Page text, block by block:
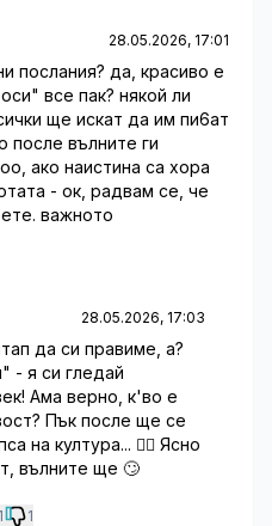
28.05.2026, 17:01
послания? да, красиво е
все пак? някой ли
ще искат да им пи6ат
после вълните ги
ако наистина са хора
- ок, радвам се, че
важното
28.05.2026, 17:03
да си правиме, а?
- я си гледай
Ама верно, к'во е
Пък после ще се
на култура... 🤦‍♀️ Ясно
вълните ще 🙄
1 1